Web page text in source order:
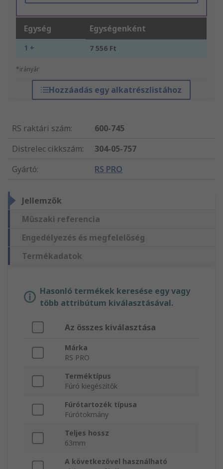
Egység Egységenként
1 + 7 556 Ft
*irányár
Hozzáadás egy alkatrészlistához
RS raktári szám:
600-745
Distrelec cikkszám:
304-05-757
Gyártó: RS PRO
Jellemzők
Műszaki referencia
Engedélyezés és megfelelőség
Termékadatok
Hasonló termékek keresése egy vagy
több attribútum kiválasztásával.
Az összes kiválasztása
Márka
RS PRO
Terméktípus
Fúró kiegészítők
Fúrótartozék típusa
Fúrótokmány
Teljes hossz
63mm
A következővel használható